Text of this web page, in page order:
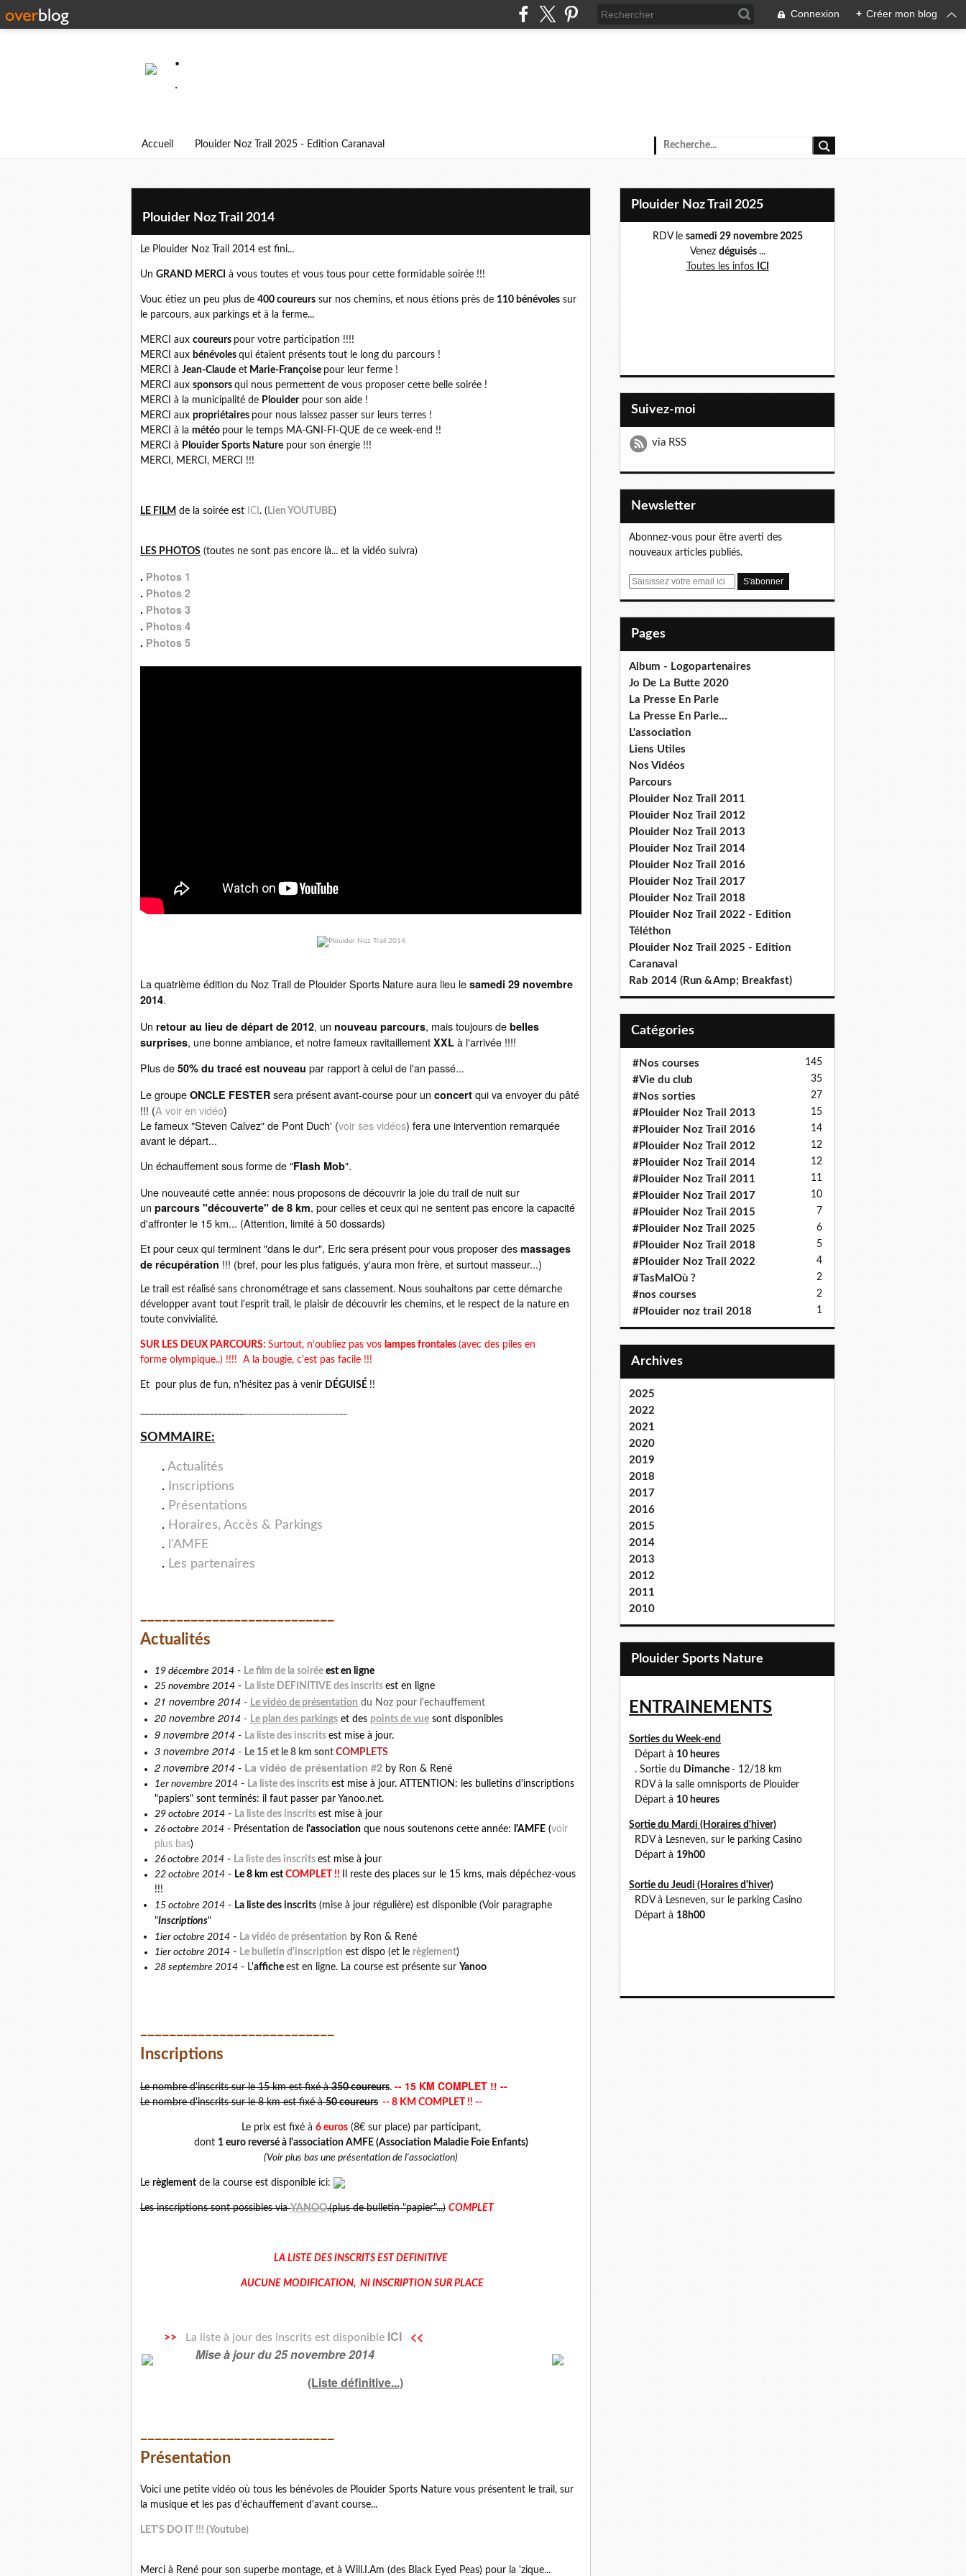
Connexion + Créer mon blog
.
.
Accueil Plouider Noz Trail 2025 - Edition Caranaval
Plouider Noz Trail 2014
Le Plouider Noz Trail 2014 est fini...
Un GRAND MERCI à vous toutes et vous tous pour cette formidable soirée !!!
Vouc étiez un peu plus de 400 coureurs sur nos chemins, et nous étions près de 110 bénévoles sur
le parcours, aux parkings et à la ferme...
MERCI aux coureurs pour votre participation !!!!
MERCI aux bénévoles qui étaient présents tout le long du parcours !
MERCI à Jean-Claude et Marie-Françoise pour leur ferme !
MERCI aux sponsors qui nous permettent de vous proposer cette belle soirée !
MERCI à la municipalité de Plouiderpour son aide !
MERCI aux propriétaires pour nous laissez passer sur leurs terres !
MERCI à la météo pour le temps MA-GNI-FI-QUE de ce week-end !!
MERCI à Plouider Sports Nature pour son énergie !!!
MERCI, MERCI, MERCI !!!
LE FILM de la soirée est ICI . ( Lien YOUTUBE)
LES PHOTOS (toutes ne sont pas encore là... et la vidéo suivra)
. Photos 1
. Photos 2
. Photos 3
. Photos 4
. Photos 5
La quatrième édition du Noz Trail de Plouider Sports Nature aura lieu le samedi 29 novembre
2014.
Un retour au lieu de départ de 2012, un nouveau parcours, mais toujours de belles
surprises, une bonne ambiance, et notre fameux ravitaillement XXL à l'arrivée !!!!
Plus de 50% du tracé est nouveau par rapport à celui de l'an passé...
Le groupe ONCLE FESTER sera présent avant-course pour un concert qui va envoyer du pâté
!!! (A voir en vidéo)
Le fameux "Steven Calvez" de Pont Duch' (voir ses vidéos) fera une intervention remarquée
avant le départ...
Un échauffement sous forme de "Flash Mob".
Une nouveauté cette année: nous proposons de découvrir la joie du trail de nuit sur
un parcours "découverte" de 8 km, pour celles et ceux qui ne sentent pas encore la capacité
d'affronter le 15 km... (Attention, limité à 50 dossards)
Et pour ceux qui terminent "dans le dur", Eric sera présent pour vous proposer des massages
de récupération !!! (bref, pour les plus fatigués, y'aura mon frère, et surtout masseur...)
Le trail est réalisé sans chronométrage et sans classement. Nous souhaitons par cette démarche
développer avant tout l'esprit trail, le plaisir de découvrir les chemins, et le respect de la nature en
toute convivialité.
SUR LES DEUX PARCOURS: Surtout, n'oubliez pas vos lampes frontales (avec des piles en
forme olympique..) !!!! A la bougie, c'est pas facile !!!
Et pour plus de fun, n'hésitez pas à venir DÉGUISÉ !!
SOMMAIRE:
. Actualités
.
Inscriptions
. Présentations
. Horaires, Accès & Parkings
. l'AMFE
. Les partenaires
Actualités
19 décembre 2014 - Le film de la soirée est en ligne
25 novembre 2014 - La liste DEFINITIVE des inscrits est en ligne
21 novembre 2014 - Le vidéo de présentation du Noz pour l'echauffement
20 novembre 2014 - Le plan des parkings et des points de vue sont disponibles
9 novembre 2014 - La liste des inscrits est mise à jour.
3 novembre 2014 - Le 15 et le 8 km sont COMPLETS
2 novembre 2014 - La vidéo de présentation #2 by Ron & René
1er novembre 2014 - La liste des inscrits est mise à jour. ATTENTION: les bulletins d'inscriptions
"papiers" sont terminés: il faut passer par Yanoo.net.
29 octobre 2014 - La liste des inscrits est mise à jour
26 octobre 2014 - Présentation de l'association que nous soutenons cette année: l'AMFE (voir
plus bas)
26 octobre 2014 - La liste des inscrits est mise à jour
22 octobre 2014 - Le 8 km est COMPLET !!
Il reste des places sur le 15 kms, mais dépéchez-vous
!!!
15 octobre 2014 - La liste des inscrits (mise à jour régulière) est disponible (Voir paragraphe
"Inscriptions"
1ier octobre 2014 - La vidéo de présentation by Ron & René
1ier octobre 2014 - Le bulletin d'inscription est dispo (et le règlement)
28 septembre 2014 - L'affiche est en ligne. La course est présente sur Yanoo
Inscriptions
Le nombre d'inscrits sur le 15 km est fixé à350 coureurs. -- 15 KM COMPLET !! --
Le nombre d'inscrits sur le 8 km est fixé à50 coureurs -- 8 KM COMPLET !! --
Le prix est fixé à 6 euros(8€ sur place) par participant,
dont 1 euro reversé à l'association AMFE (Association Maladie Foie Enfants)
(Voir plus bas une présentation de l'association)
Le règlement de la course est disponible ici:
Les inscriptions sont possibles viaYANOO.(plus de bulletin "papier"...) COMPLET
LA LISTE DES INSCRITS EST DEFINITIVE
AUCUNE MODIFICATION, NI INSCRIPTION SUR PLACE
>> La liste à jour des inscrits est disponible ICI <<
Mise à jour du 25 novembre 2014
(Liste définitive...)
Présentation
Voici une petite vidéo où tous les bénévoles de Plouider Sports Nature vous présentent le trail, sur
la musique et les pas d’échauffement d'avant course...
LET'S DO IT !!! (Youtube)
Merci à René pour son superbe montage, et à Will.I.Am (des Black Eyed Peas) pour la 'zique...
Plouider Noz Trail 2025
RDV le samedi 29 novembre 2025
Venez déguisés ...
Toutes les infos ICI
Suivez-moi
via RSS
Newsletter
Abonnez-vous pour être averti des
nouveaux articles publiés.
E
Pages
Album - Logopartenaires
Jo De La Butte 2020
La Presse En Parle
La Presse En Parle...
L'association
Liens Utiles
Nos Vidéos
Parcours
Plouider Noz Trail 2011
Plouider Noz Trail 2012
Plouider Noz Trail 2013
Plouider Noz Trail 2014
Plouider Noz Trail 2016
Plouider Noz Trail 2017
Plouider Noz Trail 2018
Plouider Noz Trail 2022 - Edition
Téléthon
Plouider Noz Trail 2025 - Edition
Caranaval
Rab 2014 (Run &Amp; Breakfast)
Catégories
#Nos courses 145
#Vie du club 35
#Nos sorties 27
#Plouider Noz Trail 2013 15
#Plouider Noz Trail 2016 14
#Plouider Noz Trail 2012 12
#Plouider Noz Trail 2014 12
#Plouider Noz Trail 2011 11
#Plouider Noz Trail 2017 10
#Plouider Noz Trail 2015 7
#Plouider Noz Trail 2025 6
#Plouider Noz Trail 2018 5
#Plouider Noz Trail 2022 4
#TasMalOù ? 2
#nos courses 2
#Plouider noz trail 2018 1
Archives
2025
2022
2021
2020
2019
2018
2017
2016
2015
2014
2013
2012
2011
2010
Plouider Sports Nature
ENTRAINEMENTS
Sorties du Week-end
Départ à 10 heures
. Sortie du Dimanche - 12/18 km
RDV à la salle omnisports de Plouider
Départ à 10 heures
Sortie du Mardi (Horaires d'hiver)
RDV à Lesneven, sur le parking Casino
Départ à 19h00
Sortie du Jeudi (Horaires d'hiver)
RDV à Lesneven, sur le parking Casino
Départ à 18h00